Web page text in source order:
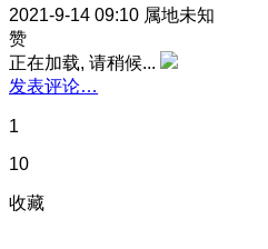
2021-9-14 09:10 属地未知
赞
正在加载, 请稍候...
发表评论…
1
10
收藏